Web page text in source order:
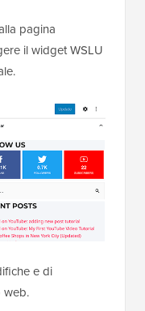
pagina
il widget WSLU
e di
web.